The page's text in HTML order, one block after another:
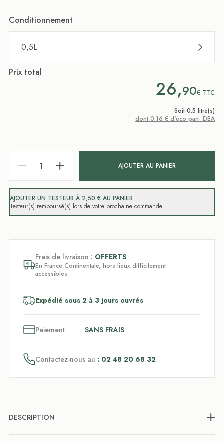
Conditionnement
0,5L
Prix total
26,90€ TTC
Soit 0.5 litre(s)
dont 0.16 € d'éco-part- DEA
AJOUTER AU PANIER
AJOUTER UN TESTEUR À 2,50 € AU PANIER
Testeur(s) remboursé(s) lors de votre prochaine commande
Frais de livraison : OFFERTS
En France Continentale, hors lieux difficilement
accessibles.
Expédié sous 2 à 3 jours ouvrés
Paiement SANS FRAIS
Contactez-nous au : 02 48 20 68 32
DESCRIPTION